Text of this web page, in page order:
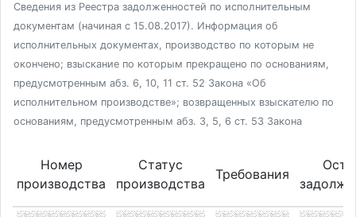
Сведения из Реестра задолженностей по исполнительным
документам (начиная с 15.08.2017). Информация об
исполнительных документах, производство по которым не
окончено; взыскание по которым прекращено по основаниям,
предусмотренным абз. 6, 10, 11 ст. 52 Закона «Об
исполнительном производстве»; возвращенных взыскателю по
основаниям, предусмотренным абз. 3, 5, 6 ст. 53 Закона
Номер
производства
Статус
производства
Требования